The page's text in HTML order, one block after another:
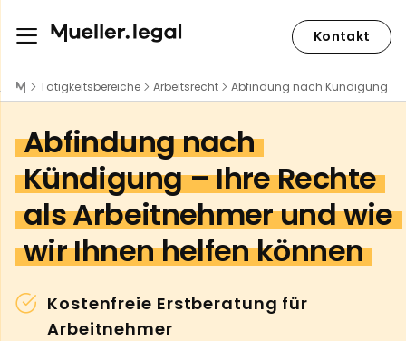
Kontakt
Tätigkeitsbereiche Arbeitsrecht Abfindung nach Kündigung –
Abfindung nach
Kündigung – Ihre Rechte
als Arbeitnehmer und wie
wir Ihnen helfen können
Kostenfreie Erstberatung für
Arbeitnehmer